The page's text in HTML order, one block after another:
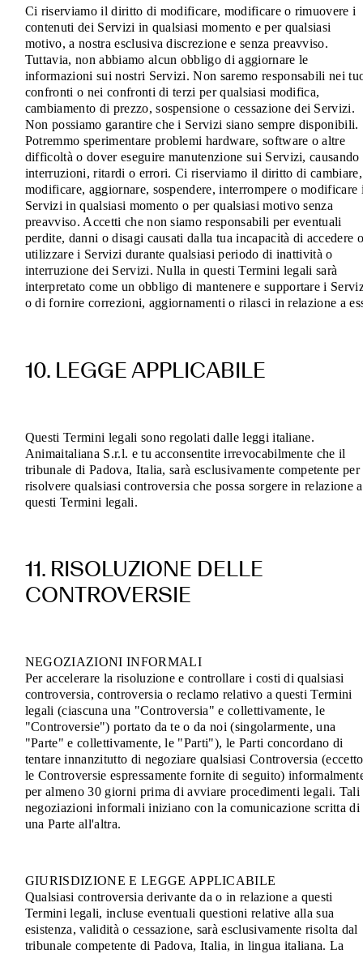
Ci riserviamo il diritto di modificare, modificare o rimuovere i
contenuti dei Servizi in qualsiasi momento e per qualsiasi
motivo, a nostra esclusiva discrezione e senza preavviso.
Tuttavia, non abbiamo alcun obbligo di aggiornare le
informazioni sui nostri Servizi. Non saremo responsabili nei
confronti o nei confronti di terzi per qualsiasi modifica,
cambiamento di prezzo, sospensione o cessazione dei Servizi.
Non possiamo garantire che i Servizi siano sempre disponibili.
Potremmo sperimentare problemi hardware, software o altre
difficoltà o dover eseguire manutenzione sui Servizi, causando
interruzioni, ritardi o errori. Ci riserviamo il diritto di cambiare,
modificare, aggiornare, sospendere, interrompere o modificare
Servizi in qualsiasi momento o per qualsiasi motivo senza
preavviso. Accetti che non siamo responsabili per eventuali
perdite, danni o disagi causati dalla tua incapacità di accedere o
utilizzare i Servizi durante qualsiasi periodo di inattività o
interruzione dei Servizi. Nulla in questi Termini legali sarà
interpretato come un obbligo di mantenere e supportare i
o di fornire correzioni, aggiornamenti o rilasci in relazione a
10. LEGGE APPLICABILE
Questi Termini legali sono regolati dalle leggi italiane.
Animaitaliana S.r.l. e tu acconsentite irrevocabilmente che il
tribunale di Padova, Italia, sarà esclusivamente competente per
risolvere qualsiasi controversia che possa sorgere in relazione a
questi Termini legali.
11. RISOLUZIONE DELLE
CONTROVERSIE
NEGOZIAZIONI INFORMALI
Per accelerare la risoluzione e controllare i costi di qualsiasi
controversia, controversia o reclamo relativo a questi Termini
legali (ciascuna una "Controversia" e collettivamente, le
"Controversie") portato da te o da noi (singolarmente, una
"Parte" e collettivamente, le "Parti"), le Parti concordano di
tentare innanzitutto di negoziare qualsiasi Controversia (eccetto
le Controversie espressamente fornite di seguito)
per almeno 30 giorni prima di avviare procedimenti legali. Tali
negoziazioni informali iniziano con la comunicazione scritta di
una Parte all'altra.
GIURISDIZIONE E LEGGE APPLICABILE
Qualsiasi controversia derivante da o in relazione a questi
Termini legali, incluse eventuali questioni relative alla sua
esistenza, validità o cessazione, sarà esclusivamente risolta dal
tribunale competente di Padova, Italia, in lingua italiana. La